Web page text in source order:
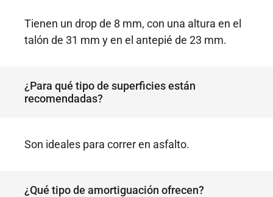
Tienen un drop de 8 mm, con una altura en el
talón de 31 mm y en el antepié de 23 mm.
¿Para qué tipo de superficies están
recomendadas?
Son ideales para correr en asfalto.
¿Qué tipo de amortiguación ofrecen?